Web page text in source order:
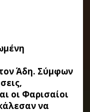
Άδη. Σύμφων
οι Φαρισαίοι
να